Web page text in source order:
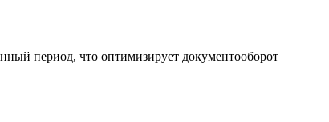
период, что оптимизирует документооборот